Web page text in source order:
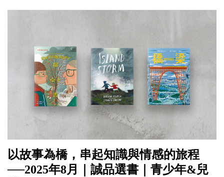
以故事為橋，串起知識與情感的旅程
──2025年8月｜誠品選書｜青少年&兒